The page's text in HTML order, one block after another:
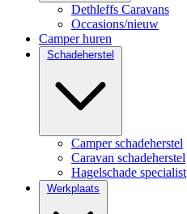
Dethleffs Caravans
Occasions/nieuw
Camper huren
Schadeherstel
Camper schadeherstel
Caravan schadeherstel
Hagelschade specialist
Werkplaats